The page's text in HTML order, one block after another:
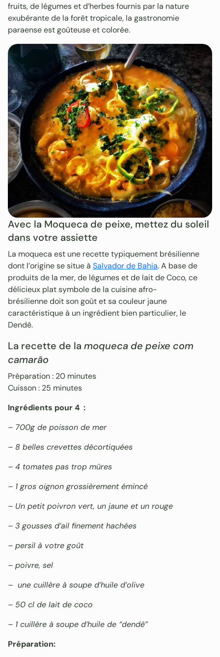
fruits, de légumes et d’herbes fournis par la nature
exubérante de la forêt tropicale, la gastronomie
paraense est goûteuse et colorée.
Avec la Moqueca de peixe, mettez du soleil
dans votre assiette
La moqueca est une recette typiquement brésilienne
dont l’origine se situe à Salvador de Bahia. A base de
produits de la mer, de légumes et de lait de Coco, ce
délicieux plat symbole de la cuisine afro-
brésilienne doit son goût et sa couleur jaune
caractéristique à un ingrédient bien particulier, le
Dendê.
La recette de la moqueca de peixe com
camarão
Préparation : 20 minutes
Cuisson : 25 minutes
Ingrédients pour 4 :
– 700g de poisson de mer
– 8 belles crevettes décortiquées
– 4 tomates pas trop mûres
– 1 gros oignon grossièrement émincé
– Un petit poivron vert, un jaune et un rouge
– 3 gousses d’ail finement hachées
– persil à votre goût
– poivre, sel
– une cuillère à soupe d’huile d’olive
– 50 cl de lait de coco
– 1 cuillère à soupe d’huile de “dendê”
Préparation: